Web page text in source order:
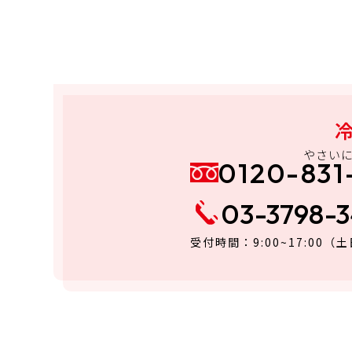
0120-
やさい
03-3798-
受付時間：9:00~17:00 （